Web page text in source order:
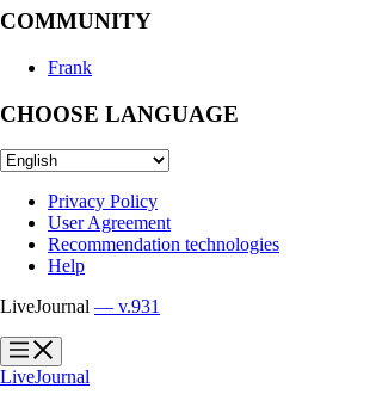
COMMUNITY
Frank
CHOOSE LANGUAGE
Privacy Policy
User Agreement
Recommendation technologies
Help
LiveJournal — v.931
?
?
LiveJournal